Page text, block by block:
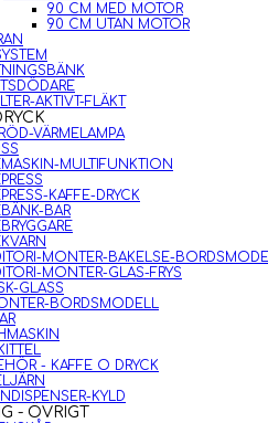
90 CM MED MOTOR
90 CM UTAN MOTOR
AKTIVT-FLÄKT
VÄRMELAMPA
MULTIFUNKTION
KAFFE-DRYCK
BAR
MONTER-BAKELSE-
MONTER-GLAS-FRYS
GLASS
BORDSMODELL
- KAFFE O DRYCK
KYLD
- ÖVRIGT